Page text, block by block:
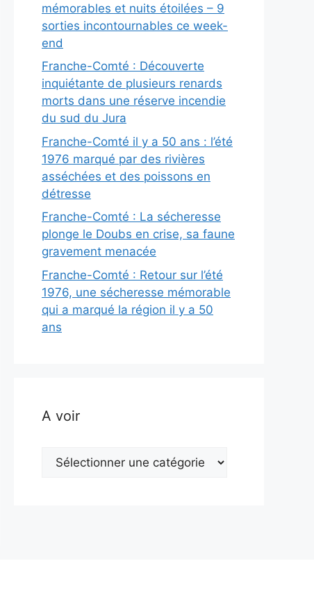
mémorables et nuits étoilées – 9
sorties incontournables ce week-
end
Franche-Comté : Découverte
inquiétante de plusieurs renards
morts dans une réserve incendie
du sud du Jura
Franche-Comté il y a 50 ans : l’été
1976 marqué par des rivières
asséchées et des poissons en
détresse
Franche-Comté : La sécheresse
plonge le Doubs en crise, sa faune
gravement menacée
Franche-Comté : Retour sur l’été
1976, une sécheresse mémorable
qui a marqué la région il y a 50
ans
A voir
voir